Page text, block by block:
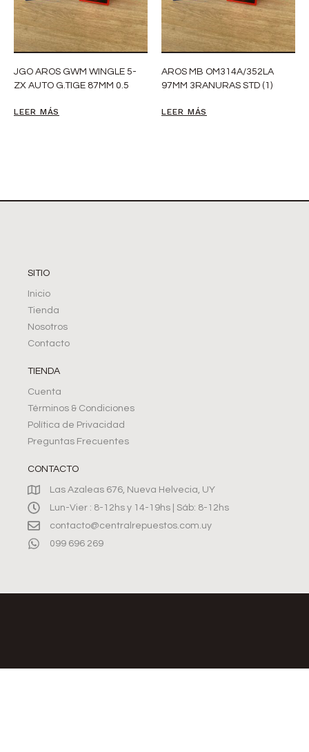
JGO AROS GWM WINGLE 5-
ZX AUTO G.TIGE 87MM 0.5
LEER MÁS
AROS MB OM314A/352LA
97MM 3RANURAS STD (1)
LEER MÁS
SITIO
Inicio
Tienda
Nosotros
Contacto
TIENDA
Cuenta
Términos & Condiciones
Política de Privacidad
Preguntas Frecuentes
CONTACTO
Las Azaleas 676, Nueva Helvecia, UY
Lun-Vier : 8-12hs y 14-19hs | Sáb: 8-12hs
contacto@centralrepuestos.com.uy
099 696 269